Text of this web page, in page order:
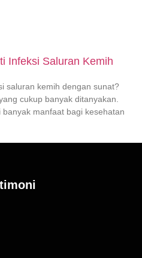
Infeksi Saluran Kemih
saluran kemih dengan sunat?
cukup banyak ditanyakan.
manfaat bagi kesehatan